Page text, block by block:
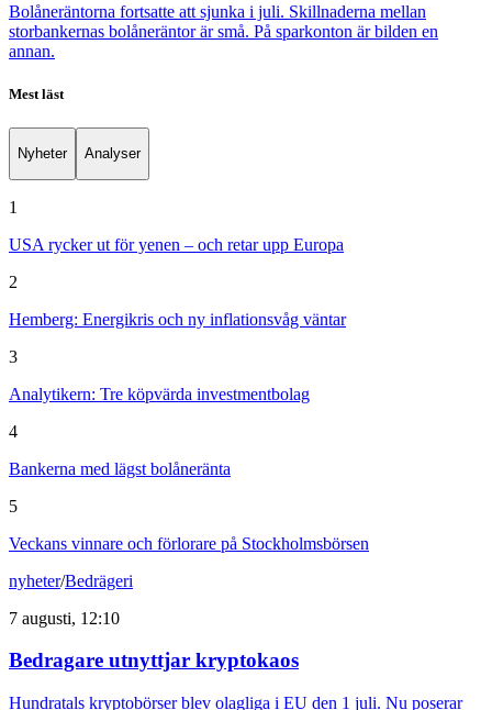
Bolåneräntorna fortsatte att sjunka i juli. Skillnaderna mellan
storbankernas bolåneräntor är små. På sparkonton är bilden en
annan.
Mest läst
Nyheter Analyser
1
USA rycker ut för yenen – och retar upp Europa
2
Hemberg: Energikris och ny inflationsvåg väntar
3
Analytikern: Tre köpvärda investmentbolag
4
Bankerna med lägst bolåneränta
5
Veckans vinnare och förlorare på Stockholmsbörsen
nyheter/Bedrägeri
7 augusti, 12:10
Bedragare utnyttjar kryptokaos
Hundratals kryptobörser blev olagliga i EU den 1 juli. Nu poserar